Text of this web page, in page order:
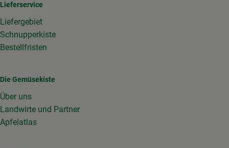
Lieferservice
Liefergebiet
Schnupperkiste
Bestellfristen
Die Gemüsekiste
Über uns
Landwirte und Partner
Apfelatlas